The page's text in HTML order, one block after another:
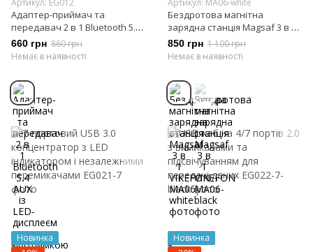
Артикул: EG012
Адаптер-приймач та
передавач 2 в 1 Bluetooth 5.4
AUX із LED-дисплеєм та
підтримкою TF-карт Korseed
660 грн 860 грн
Немає в наявності
Артикул: MA06-white
Бездротова магнітна
зарядна станція Magsaf 3 в 1
VIKEFON
850 грн 1 100 грн
Немає в наявності
Новинка
Новинка